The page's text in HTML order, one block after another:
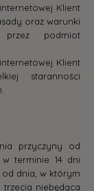
Klient
oraz warunki
przez podmiot
Klient
staranności
przyczyny od
terminie 14 dni
dnia, w którym
niebędąca